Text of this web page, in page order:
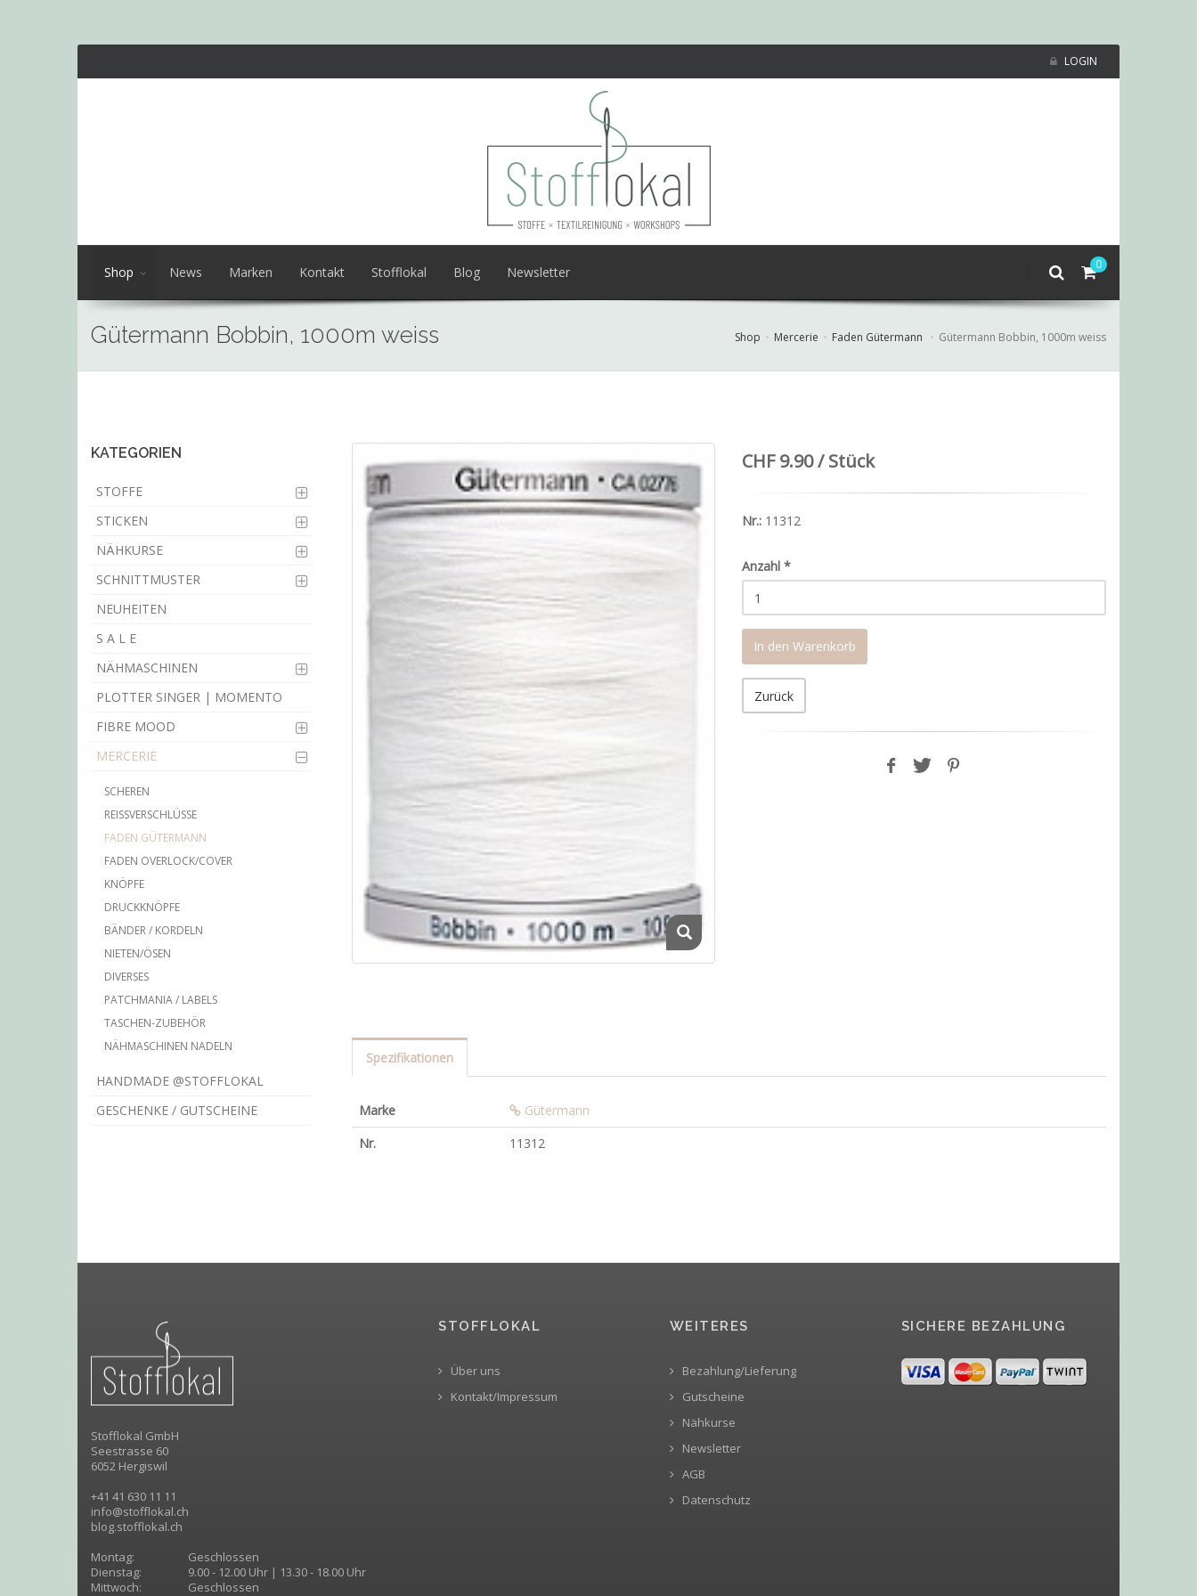
LOGIN
0
Shop News Marken Kontakt Stofflokal Blog Newsletter
Gütermann Bobbin, 1000m weiss Shop Mercerie Faden Gütermann Gütermann Bobbin, 1000m weiss
KATEGORIEN
STOFFE
STICKEN
NÄHKURSE
SCHNITTMUSTER
NEUHEITEN
S A L E
NÄHMASCHINEN
PLOTTER SINGER | MOMENTO
FIBRE MOOD
MERCERIE
SCHEREN
REISSVERSCHLÜSSE
FADEN GÜTERMANN
FADEN OVERLOCK/COVER
KNÖPFE
DRUCKKNÖPFE
BÄNDER / KORDELN
NIETEN/ÖSEN
DIVERSES
PATCHMANIA / LABELS
TASCHEN-ZUBEHÖR
NÄHMASCHINEN NADELN
HANDMADE @STOFFLOKAL
GESCHENKE / GUTSCHEINE
CHF 9.90 / Stück
Nr.: 11312
Anzahl *
In den Warenkorb
Zurück
Spezifikationen
Marke
Gütermann
Nr.
11312
Stofflokal GmbH
Seestrasse 60
6052 Hergiswil
+41 41 630 11 11
info@stofflokal.ch
blog.stofflokal.ch
Montag:
Geschlossen
Dienstag:
9.00 - 12.00 Uhr | 13.30 - 18.00 Uhr
Mittwoch:
Geschlossen
STOFFLOKAL
Über uns
Kontakt/Impressum
WEITERES
Bezahlung/Lieferung
Gutscheine
Nähkurse
Newsletter
AGB
Datenschutz
SICHERE BEZAHLUNG